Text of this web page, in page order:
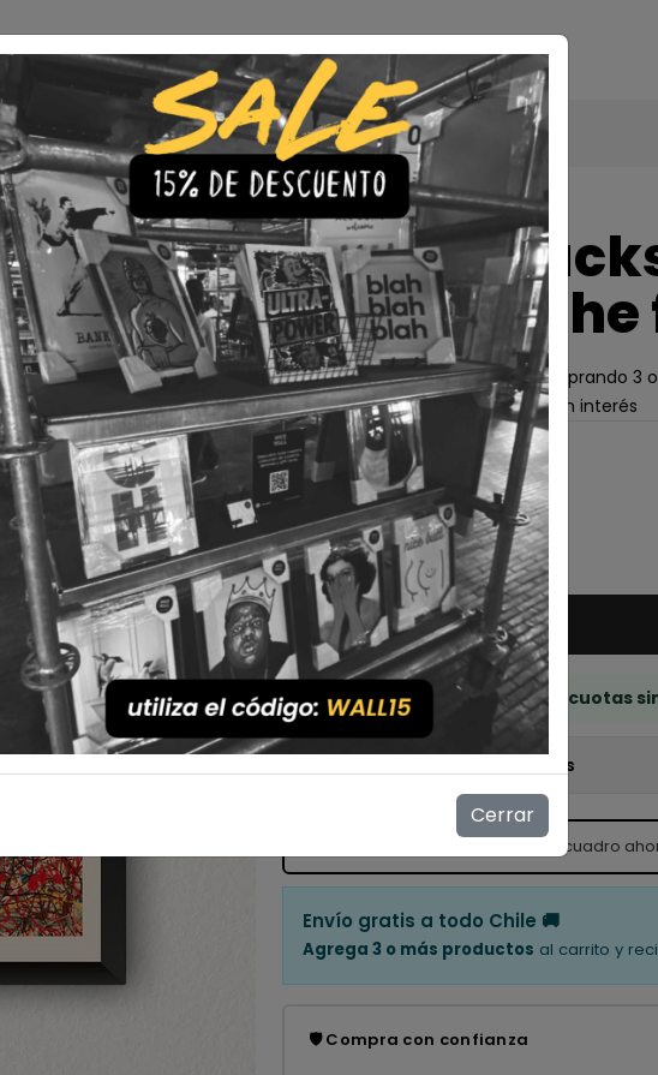
IluminaciónPrecios de cuadros & láminasPlazos de Entrega
|Cuadro
Abstract the
🇨🇱 Envío gratis a todo Chile comprando 3
💎 Calidad Premium
💳 3 Cuotas sin interés
TAMAÑO
30x40 40x60
LÁMINA
Con Marco Sin Marco
Cantidad
💳 Compra ahora y paga en 3 cuotas
Mostrar stock de ubicaciones
personas están viendo este cuadro
Envío gratis a todo Chile 🚚
Agrega 3 o más productos al carrito y
🛡️ Compra con confianza
Cerrar